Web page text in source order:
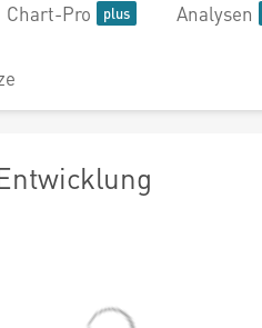
Chart-Pro Analysen